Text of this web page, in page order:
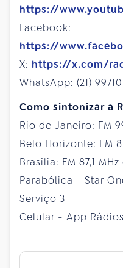
https://
Facebook:
https://
X: https://x.com/
WhatsApp: (21)
Como sintonizar a
Rio de Janeiro: FM
Belo Horizonte: FM
Brasília: FM 87,1
Parabólica - Star
Serviço 3
Celular - App